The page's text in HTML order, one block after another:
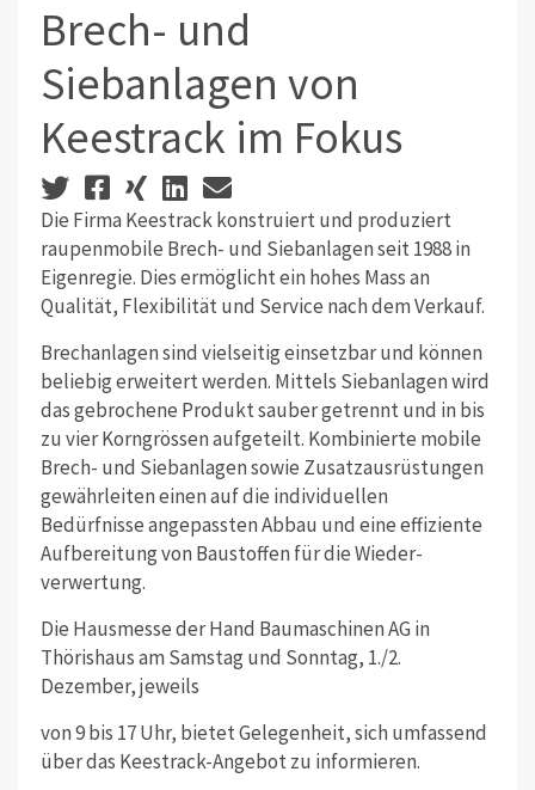
Brech- und
Siebanlagen von
Keestrack im Fokus
Die Firma Keestrack konstruiert und ­produziert
raupenmobile Brech- und Siebanlagen seit 1988 in
Eigenregie. Dies ermöglicht ein hohes Mass an
Qualität, Flexibilität und Service nach dem Verkauf.
Brechanlagen sind vielseitig einsetzbar und können
beliebig erweitert ­werden. Mittels Siebanlagen wird
das gebrochene Produkt sauber getrennt und in bis
zu vier Korngrössen aufgeteilt. Kombinierte mobile
Brech- und Siebanlagen sowie Zusatzausrüstungen
gewährleiten einen auf die individuellen
Bedürfnisse angepassten Abbau und eine effiziente
Aufbereitung von Baustoffen für die Wieder­
verwertung.
Die Hausmesse der Hand Bauma­schinen AG in
Thörishaus am Samstag und Sonntag, 1./2.
Dezember, jeweils
von 9 bis 17 Uhr, bietet Gelegenheit, sich umfassend
über das Keestrack-Angebot zu informieren.